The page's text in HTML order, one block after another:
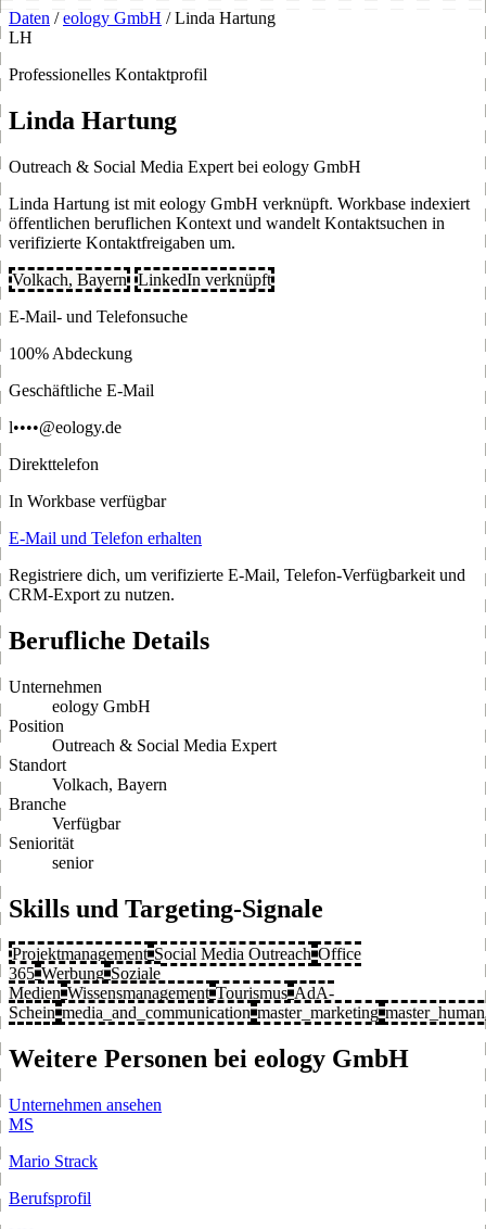
Daten / eology GmbH / Linda Hartung
LH
Professionelles Kontaktprofil
Linda Hartung
Outreach & Social Media Expert bei eology GmbH
Linda Hartung ist mit eology GmbH verknüpft. Workbase indexiert
öffentlichen beruflichen Kontext und wandelt Kontaktsuchen in
verifizierte Kontaktfreigaben um.
Volkach, Bayern
LinkedIn verknüpft
E-Mail- und Telefonsuche
100% Abdeckung
Geschäftliche E-Mail
l••••@eology.de
Direkttelefon
In Workbase verfügbar
E-Mail und Telefon erhalten
Registriere dich, um verifizierte E-Mail, Telefon-Verfügbarkeit und
CRM-Export zu nutzen.
Berufliche Details
Unternehmen
eology GmbH
Position
Outreach & Social Media Expert
Standort
Volkach, Bayern
Branche
Verfügbar
Seniorität
senior
Skills und Targeting-Signale
Projektmanagement Social Media Outreach Office
365 Werbung Soziale
Medien Wissensmanagement Tourismus AdA-
Schein media_and_communication master_marketing
Weitere Personen bei eology GmbH
Unternehmen ansehen
MS
Mario Strack
Berufsprofil